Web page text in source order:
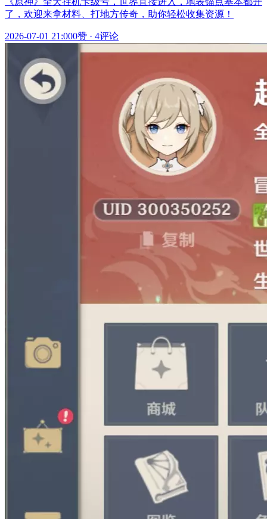
了，欢迎来拿材料、打地方传奇，助你轻松收集资源！
2026-07-01 21:000赞 · 4评论